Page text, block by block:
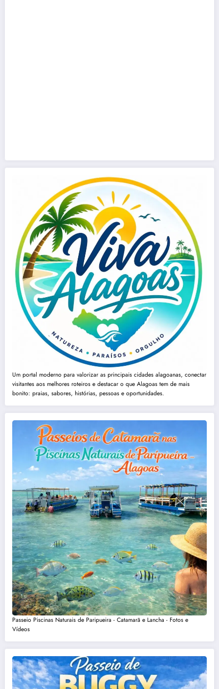
Um portal moderno para valorizar as principais cidades alagoanas, conectar
visitantes aos melhores roteiros e destacar o que Alagoas tem de mais
bonito: praias, sabores, histórias, pessoas e oportunidades.
Passeio Piscinas Naturais de Paripueira - Catamarã e Lancha - Fotos e
Vídeos